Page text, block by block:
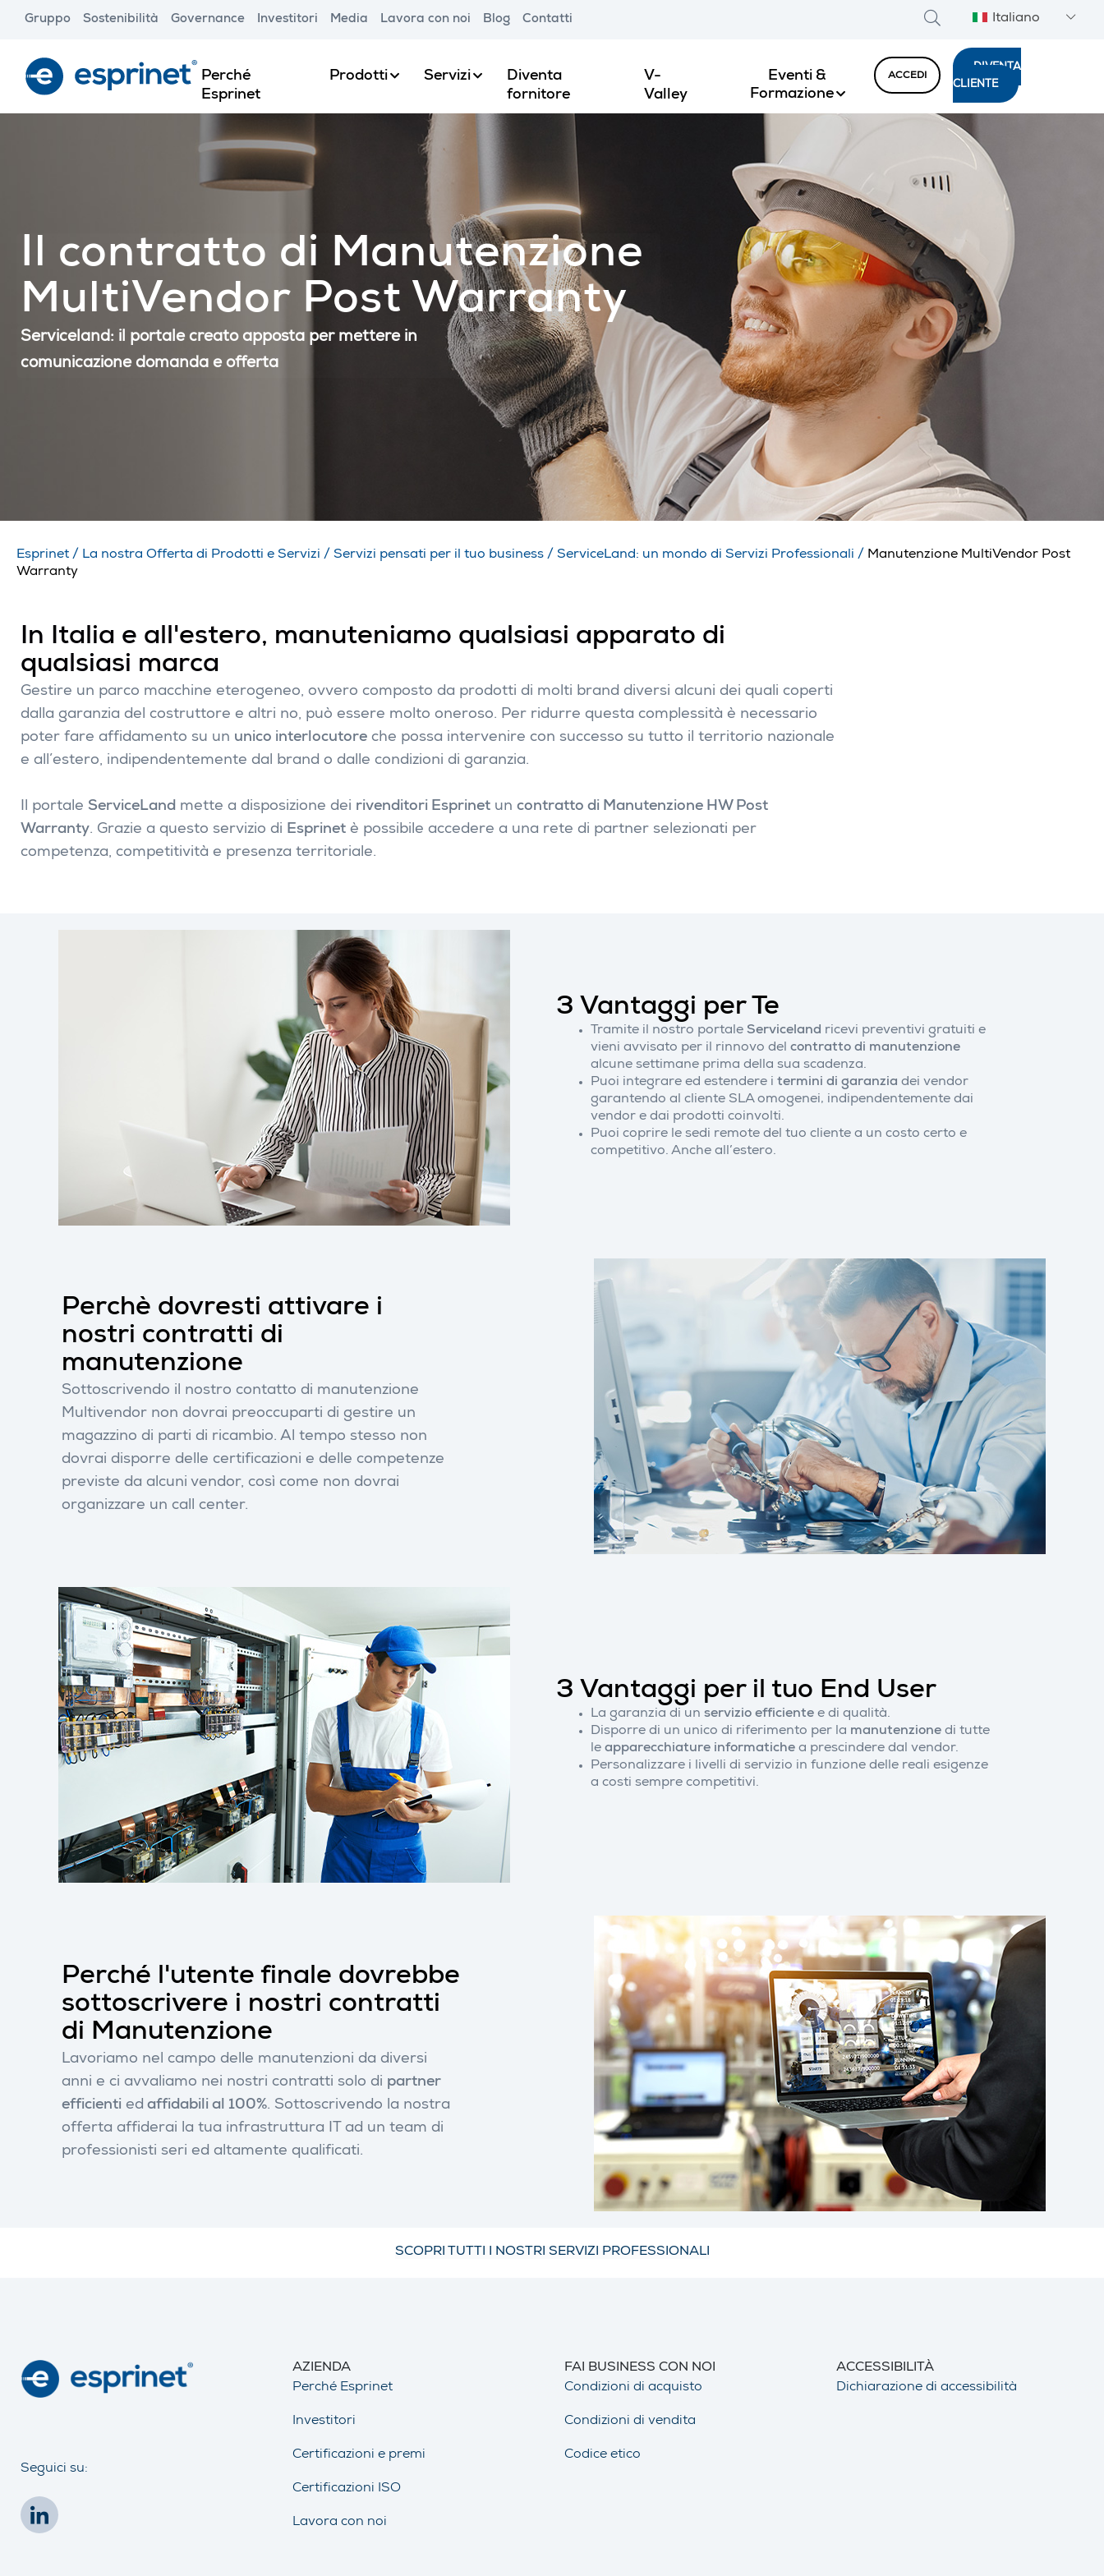
content
Gruppo Sostenibilità Governance Investitori Media Lavora con noi Blog Contatti Italiano
Perché
Esprinet
Prodotti Servizi
Diventa
fornitore
V-
Valley
Eventi &
Formazione
ACCEDI
DIVENTA
CLIENTE
Il contratto di Manutenzione
MultiVendor Post Warranty
Serviceland: il portale creato apposta per mettere in
comunicazione domanda e offerta
Esprinet / La nostra Offerta di Prodotti e Servizi / Servizi pensati per il tuo business / ServiceLand: un mondo di Servizi Professionali / Manutenzione MultiVendor Post
Warranty
In Italia e all'estero, manuteniamo qualsiasi apparato di
qualsiasi marca
Gestire un parco macchine eterogeneo, ovvero composto da prodotti di molti brand diversi alcuni dei quali coperti
dalla garanzia del costruttore e altri no, può essere molto oneroso. Per ridurre questa complessità è necessario
poter fare affidamento su un unico interlocutore che possa intervenire con successo su tutto il territorio nazionale
e all’estero, indipendentemente dal brand o dalle condizioni di garanzia.
Il portale ServiceLand mette a disposizione dei rivenditori Esprinet un contratto di Manutenzione HW Post
Warranty. Grazie a questo servizio di Esprinet è possibile accedere a una rete di partner selezionati per
competenza, competitività e presenza territoriale.
3 Vantaggi per Te
Tramite il nostro portale Serviceland ricevi preventivi gratuiti e
vieni avvisato per il rinnovo del contratto di manutenzione
alcune settimane prima della sua scadenza.
Puoi integrare ed estendere i termini di garanzia dei vendor
garantendo al cliente SLA omogenei, indipendentemente dai
vendor e dai prodotti coinvolti.
Puoi coprire le sedi remote del tuo cliente a un costo certo e
competitivo. Anche all’estero.
Perchè dovresti attivare i
nostri contratti di
manutenzione
Sottoscrivendo il nostro contatto di manutenzione
Multivendor non dovrai preoccuparti di gestire un
magazzino di parti di ricambio. Al tempo stesso non
dovrai disporre delle certificazioni e delle competenze
previste da alcuni vendor, così come non dovrai
organizzare un call center.
3 Vantaggi per il tuo End User
La garanzia di un servizio efficiente e di qualità.
Disporre di un unico di riferimento per la manutenzione di tutte
le apparecchiature informatiche a prescindere dal vendor.
Personalizzare i livelli di servizio in funzione delle reali esigenze
a costi sempre competitivi.
Perché l'utente finale dovrebbe
sottoscrivere i nostri contratti
di Manutenzione
Lavoriamo nel campo delle manutenzioni da diversi
anni e ci avvaliamo nei nostri contratti solo di partner
efficienti ed affidabili al 100%. Sottoscrivendo la nostra
offerta affiderai la tua infrastruttura IT ad un team di
professionisti seri ed altamente qualificati.
SCOPRI TUTTI I NOSTRI SERVIZI PROFESSIONALI
Seguici su:
AZIENDA
Perché Esprinet
Investitori
Certificazioni e premi
Certificazioni ISO
Lavora con noi
FAI BUSINESS CON NOI
Condizioni di acquisto
Condizioni di vendita
Codice etico
ACCESSIBILITÀ
Dichiarazione di accessibilità